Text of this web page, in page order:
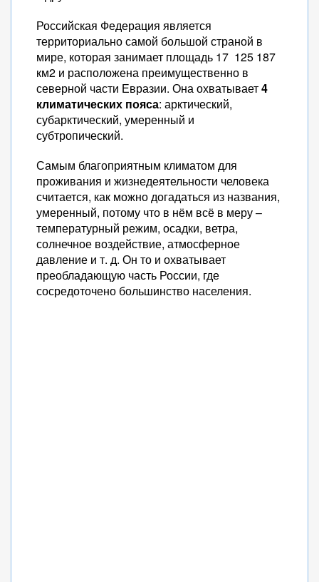
Российская Федерация является
территориально самой большой страной в
мире, которая занимает площадь 17 125 187
км2 и расположена преимущественно в
северной части Евразии. Она охватывает4
климатических пояса: арктический,
субарктический, умеренный и
субтропический.
Самым благоприятным климатом для
проживания и жизнедеятельности человека
считается, как можно догадаться из названия,
умеренный, потому что в нём всё в меру –
температурный режим, осадки, ветра,
солнечное воздействие, атмосферное
давление и т. д. Он то и охватывает
преобладающую часть России, где
сосредоточено большинство населения.